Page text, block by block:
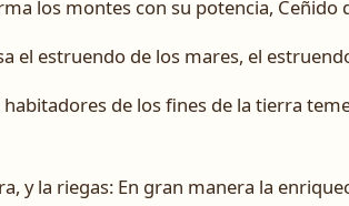
los montes con su potencia, Ceñido
el estruendo de los mares, el
de los fines de la tierra
y la riegas: En gran manera la